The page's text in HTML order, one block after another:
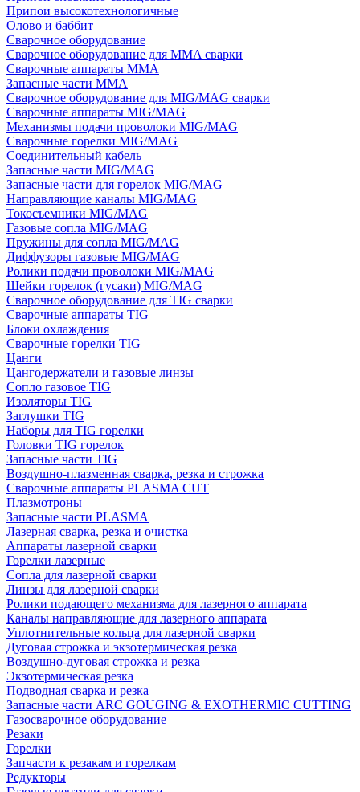
Припои высокотехнологичные
Олово и баббит
Сварочное оборудование
Сварочное оборудование для MMA сварки
Сварочные аппараты MMA
Запасные части MMA
Сварочное оборудование для MIG/MAG сварки
Сварочные аппараты MIG/MAG
Механизмы подачи проволоки MIG/MAG
Сварочные горелки MIG/MAG
Соединительный кабель
Запасные части MIG/MAG
Запасные части для горелок MIG/MAG
Направляющие каналы MIG/MAG
Токосъемники MIG/MAG
Газовые сопла MIG/MAG
Пружины для сопла MIG/MAG
Диффузоры газовые MIG/MAG
Ролики подачи проволоки MIG/MAG
Шейки горелок (гусаки) MIG/MAG
Сварочное оборудование для TIG сварки
Сварочные аппараты TIG
Блоки охлаждения
Сварочные горелки TIG
Цанги
Цангодержатели и газовые линзы
Сопло газовое TIG
Изоляторы TIG
Заглушки TIG
Наборы для TIG горелки
Головки TIG горелок
Запасные части TIG
Воздушно-плазменная сварка, резка и строжка
Сварочные аппараты PLASMA CUT
Плазмотроны
Запасные части PLASMA
Лазерная сварка, резка и очистка
Аппараты лазерной сварки
Горелки лазерные
Сопла для лазерной сварки
Линзы для лазерной сварки
Ролики подающего механизма для лазерного аппарата
Каналы направляющие для лазерного аппарата
Уплотнительные кольца для лазерной сварки
Дуговая строжка и экзотермическая резка
Воздушно-дуговая строжка и резка
Экзотермическая резка
Подводная сварка и резка
Запасные части ARC GOUGING & EXOTHERMIC CUTTING
Газосварочное оборудование
Резаки
Горелки
Запчасти к резакам и горелкам
Редукторы